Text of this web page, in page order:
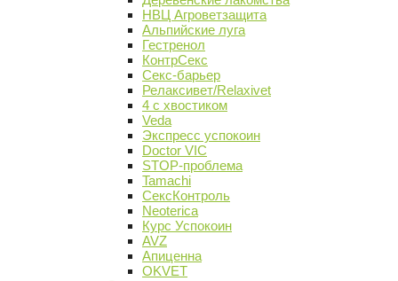
НВЦ Агроветзащита
Альпийские луга
Гестренол
КонтрСекс
Секс-барьер
Релаксивет/Relaxivet
4 с хвостиком
Veda
Экспресс успокоин
Doctor VIC
STOP-проблема
Tamachi
СексКонтроль
Neoterica
Курс Успокоин
AVZ
Апиценна
OKVET